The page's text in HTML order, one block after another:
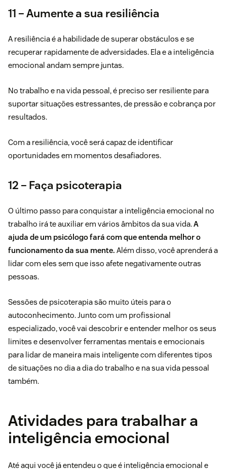
11 – Aumente a sua resiliência
A resiliência é a habilidade de superar obstáculos e se
recuperar rapidamente de adversidades. Ela e a inteligência
emocional andam sempre juntas.
No trabalho e na vida pessoal, é preciso ser resiliente para
suportar situações estressantes, de pressão e cobrança por
resultados.
Com a resiliência, você será capaz de identificar
oportunidades em momentos desafiadores.
12 – Faça psicoterapia
O último passo para conquistar a inteligência emocional no
trabalho irá te auxiliar em vários âmbitos da sua vida.A
ajuda de um psicólogo fará com que entenda melhor o
funcionamento da sua mente. Além disso, você aprenderá a
lidar com eles sem que isso afete negativamente outras
pessoas.
Sessões de psicoterapia são muito úteis para o
autoconhecimento. Junto com um profissional
especializado, você vai descobrir e entender melhor os seus
limites e desenvolver ferramentas mentais e emocionais
para lidar de maneira mais inteligente com diferentes tipos
de situações no dia a dia do trabalho e na sua vida pessoal
também.
Atividades para trabalhar a
inteligência emocional
Até aqui você já entendeu o que é inteligência emocional e